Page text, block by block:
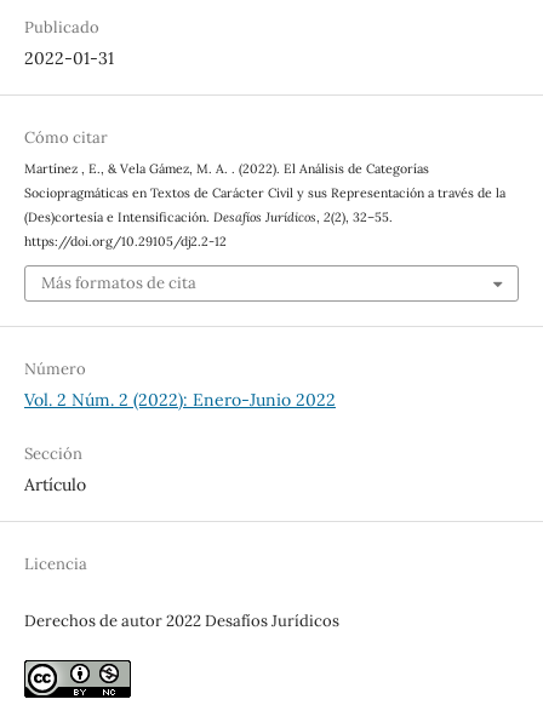
Publicado
2022-01-31
Cómo citar
Martínez , E., & Vela Gámez, M. A. . (2022). El Análisis de Categorías
Sociopragmáticas en Textos de Carácter Civil y sus Representación a través de la
(Des)cortesía e Intensificación. Desafíos Jurídicos, 2(2), 32–55.
https://doi.org/10.29105/dj2.2-12
Más formatos de cita
Número
Vol. 2 Núm. 2 (2022): Enero-Junio 2022
Sección
Artículo
Licencia
Derechos de autor 2022 Desafíos Jurídicos